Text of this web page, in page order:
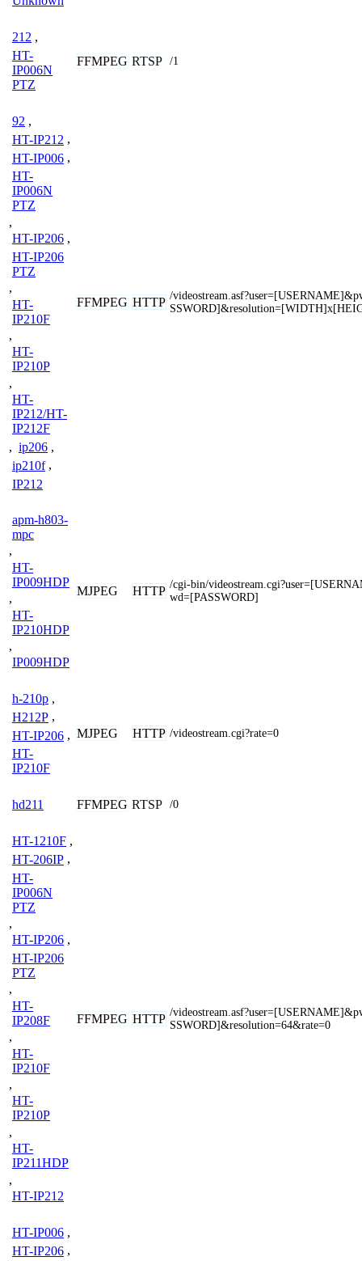
212 ,
HT-
IP006N
PTZ
FFMPEG RTSP /1
92 ,
HT-IP212 ,
HT-IP006 ,
HT-
IP006N
PTZ
,
HT-IP206 ,
HT-IP206
PTZ
,
HT-
IP210F
,
HT-
IP210P
,
HT-
IP212/HT-
IP212F
, ip206 ,
ip210f ,
IP212
FFMPEG HTTP /
apm-h803-
mpc
,
HT-
IP009HDP
,
HT-
IP210HDP
,
IP009HDP
MJPEG HTTP /cgi-bin/
wd=[PASSWORD]
h-210p ,
H212P ,
HT-IP206 ,
HT-
IP210F
MJPEG HTTP /videostream.cgi?rate=0
hd211 FFMPEG RTSP /0
HT-1210F ,
HT-206IP ,
HT-
IP006N
PTZ
,
HT-IP206 ,
HT-IP206
PTZ
,
HT-
IP208F
,
HT-
IP210F
,
HT-
IP210P
,
HT-
IP211HDP
,
HT-IP212
FFMPEG HTTP /
SSWORD]&resolution=64&rate=0
HT-IP006 ,
HT-IP206 ,